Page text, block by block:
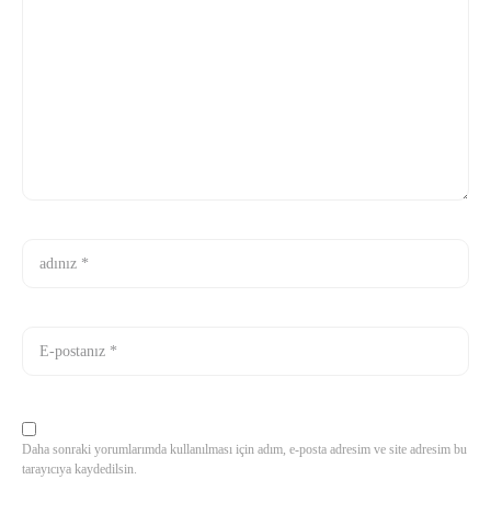
Daha sonraki yorumlarımda kullanılması için adım, e-posta adresim ve site adresim bu
tarayıcıya kaydedilsin.